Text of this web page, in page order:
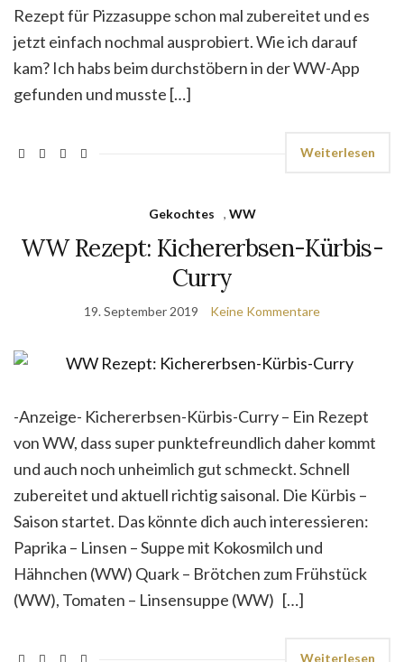
Rezept für Pizzasuppe schon mal zubereitet und es
jetzt einfach nochmal ausprobiert. Wie ich darauf
kam? Ich habs beim durchstöbern in der WW-App
gefunden und musste […]
Weiterlesen
Gekochtes , WW
WW Rezept: Kichererbsen-Kürbis-
Curry
19. September 2019 Keine Kommentare
-Anzeige- Kichererbsen-Kürbis-Curry – Ein Rezept
von WW, dass super punktefreundlich daher kommt
und auch noch unheimlich gut schmeckt. Schnell
zubereitet und aktuell richtig saisonal. Die Kürbis –
Saison startet. Das könnte dich auch interessieren:
Paprika – Linsen – Suppe mit Kokosmilch und
Hähnchen (WW) Quark – Brötchen zum Frühstück
(WW), Tomaten – Linsensuppe (WW) […]
Weiterlesen